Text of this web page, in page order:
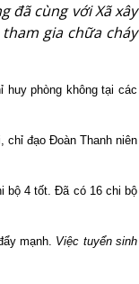
đã cùng với Xã xây
gia chữa cháy
huy phòng không tại các
chỉ đạo Đoàn Thanh niên
bộ 4 tốt. Đã có 16 chi bộ
mạnh. Việc tuyển sinh